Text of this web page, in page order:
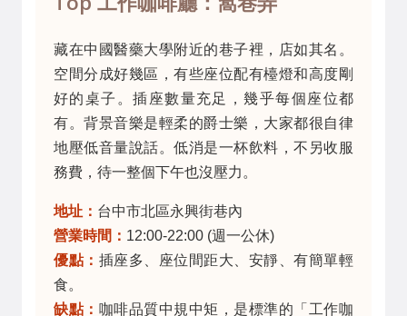
藏在中國醫藥大學附近的巷子裡，店如其名。
空間分成好幾區，有些座位配有檯燈和高度剛
好的桌子。插座數量充足，幾乎每個座位都
有。背景音樂是輕柔的爵士樂，大家都很自律
地壓低音量說話。低消是一杯飲料，不另收服
務費，待一整個下午也沒壓力。
地址： 台中市北區永興街巷內
營業時間： 12:00-22:00 (週一公休)
優點： 插座多、座位間距大、安靜、有簡單輕
食。
缺點： 咖啡品質中規中矩，是標準的「工作咖